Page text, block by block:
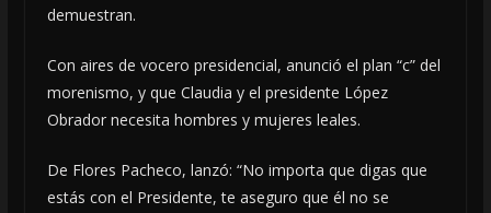
demuestran.
Con aires de vocero presidencial, anunció el plan “c” del
morenismo, y que Claudia y el presidente López
Obrador necesita hombres y mujeres leales.
De Flores Pacheco, lanzó: “No importa que digas que
estás con el Presidente, te aseguro que él no se